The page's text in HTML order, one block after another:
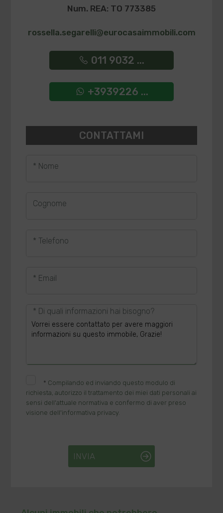
Num. REA: TO 773385
rossella.segarelli@eurocasaimmobili.com
011 9032 ...
+3939226 ...
CONTATTAMI
* Nome
Cognome
* Telefono
* Email
* Di quali informazioni hai bisogno?
* Compilando ed inviando questo modulo di
richiesta, autorizzo il trattamento dei miei dati personali ai
sensi dell'attuale normativa e confermo di aver preso
visione dell'informativa privacy.
INVIA